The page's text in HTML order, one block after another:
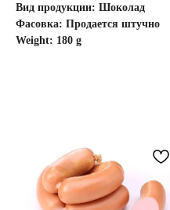
Вид продукции: Шоколад
Фасовка: Продается штучно
Weight: 180 g